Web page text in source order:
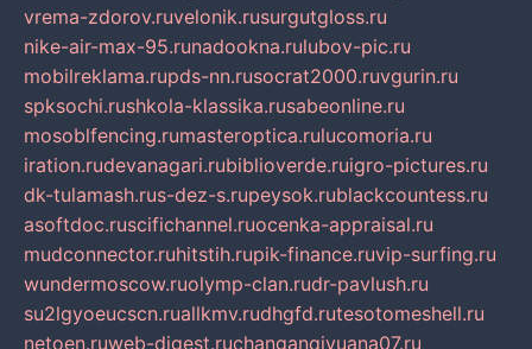
vrema-zdorov.ruvelonik.rusurgutgloss.ru
nike-air-max-95.runadookna.rulubov-pic.ru
mobilreklama.rupds-nn.rusocrat2000.ruvgurin.ru
spksochi.rushkola-klassika.rusabeonline.ru
mosoblfencing.rumasteroptica.rulucomoria.ru
iration.rudevanagari.rubiblioverde.ruigro-pictures.ru
dk-tulamash.rus-dez-s.rupeysok.rublackcountess.ru
asoftdoc.ruscifichannel.ruocenka-appraisal.ru
mudconnector.ruhitstih.rupik-finance.ruvip-surfing.ru
wundermoscow.ruolymp-clan.rudr-pavlush.ru
su2lgyoeucscn.ruallkmv.rudhgfd.rutesotomeshell.ru
netoen.ruweb-digest.ruchanganqiyuana07.ru